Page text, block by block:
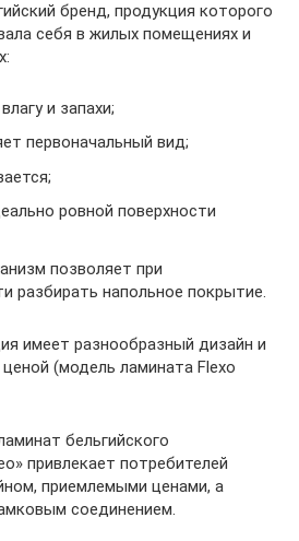
бренд, продукция которого
себя в жилых помещениях и
и запахи;
первоначальный вид;
ровной поверхности
позволяет при
разбирать напольное покрытие.
имеет разнообразный дизайн и
(модель ламината Flexo
бельгийского
привлекает потребителей
приемлемыми ценами, а
соединением.